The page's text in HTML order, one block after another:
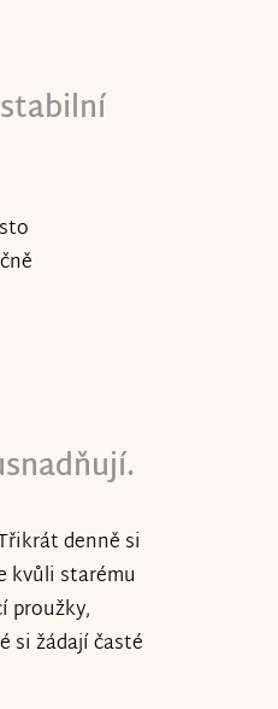
denně si
kvůli starému
proužky,
si žádají časté